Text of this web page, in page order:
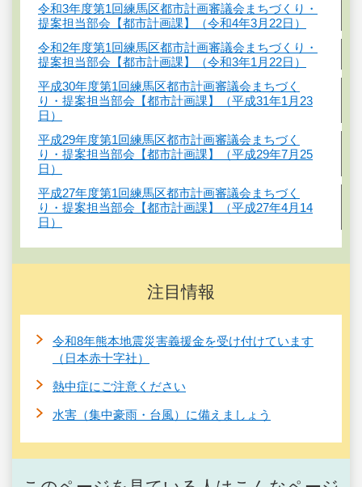
令和3年度第1回練馬区都市計画審議会まちづくり・
提案担当部会【都市計画課】（令和4年3月22日）
令和2年度第1回練馬区都市計画審議会まちづくり・
提案担当部会【都市計画課】（令和3年1月22日）
平成30年度第1回練馬区都市計画審議会まちづく
り・提案担当部会【都市計画課】（平成31年1月23
日）
平成29年度第1回練馬区都市計画審議会まちづく
り・提案担当部会【都市計画課】（平成29年7月25
日）
平成27年度第1回練馬区都市計画審議会まちづく
り・提案担当部会【都市計画課】（平成27年4月14
日）
注目情報
令和8年熊本地震災害義援金を受け付けています
（日本赤十字社）
熱中症にご注意ください
水害（集中豪雨・台風）に備えましょう